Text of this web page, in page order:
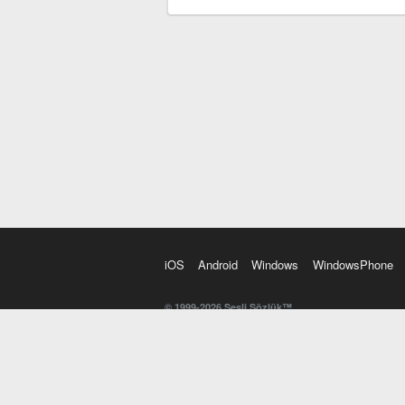
iOS Android Windows WindowsPhone
© 1999-2026 Sesli Sözlük™